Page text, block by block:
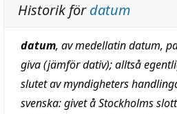
Historik fördatum
datum, av medellatindatum,
giva (jämför dativ); alltså
slutet av myndigheters
svenska:givet å Stockholms